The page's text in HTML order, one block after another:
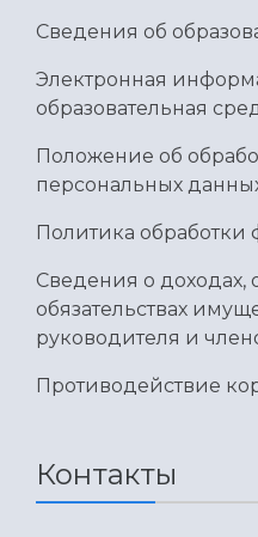
Сведения об
Электронная
образовательная
Положение об
персональных
Политика обработки
Сведения о доходах,
обязательствах
руководителя и
Противодействие
Контакты